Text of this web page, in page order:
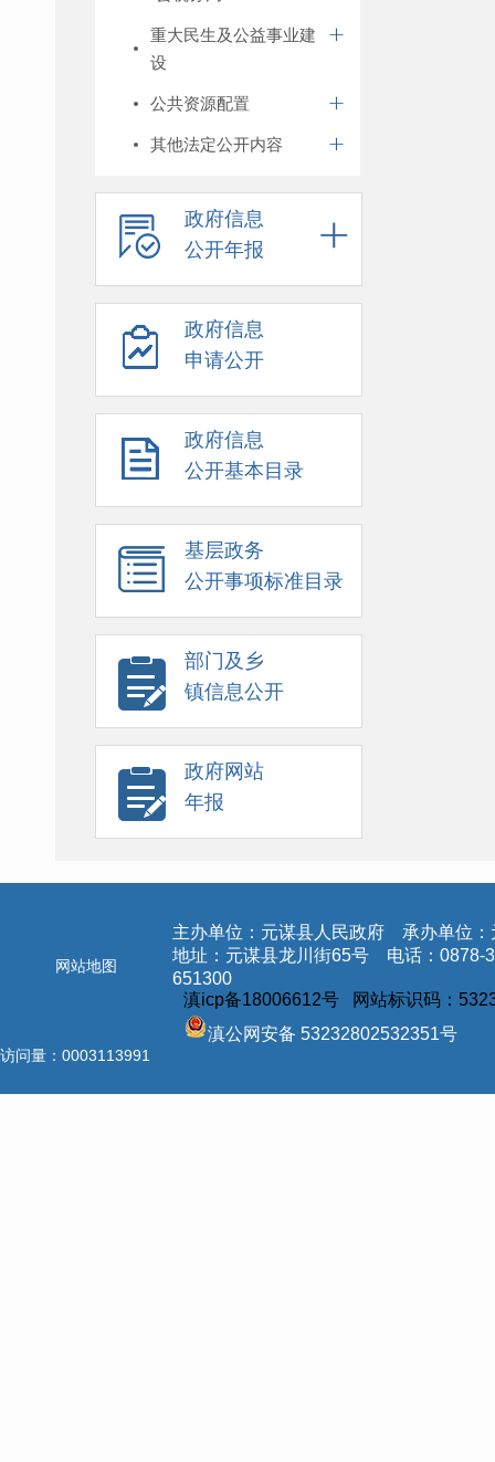
重大民生及公益事业建
设
公共资源配置
其他法定公开内容
政府信息
公开年报
政府信息
申请公开
政府信息
公开基本目录
基层政务
公开事项标准目录
部门及乡
镇信息公开
政府网站
年报
网站地图
主办单位：元谋县人民政府 承办单位：
地址：元谋县龙川街65号 电话：
651300
滇icp备18006612号 网站标识码：
滇公网安备 53232802532351号
访问量： 0003113991